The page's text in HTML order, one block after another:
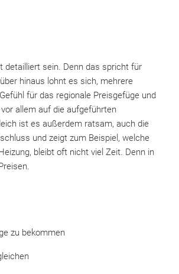
detailliert sein. Denn das spricht für
hinaus lohnt es sich, mehrere
für das regionale Preisgefüge und
allem auf die aufgeführten
ist es außerdem ratsam, auch die
und zeigt zum Beispiel, welche
bleibt oft nicht viel Zeit. Denn in
zu bekommen